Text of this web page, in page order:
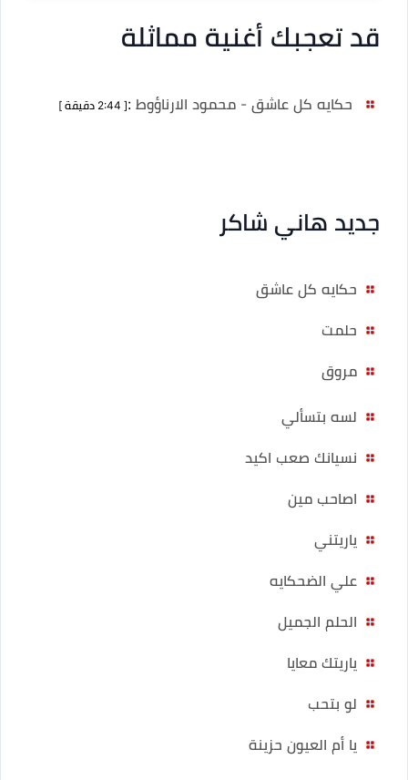
قد تعجبك أغنية مماثلة
حكايه كل عاشق - محمود الارناؤوط :[ 2:44 دقيقة ]
جديد هاني شاكر
حكايه كل عاشق
حلمت
مروق
لسه بتسألي
نسيانك صعب اكيد
اصاحب مين
ياريتني
علي الضحكايه
الحلم الجميل
ياريتك معايا
لو بتحب
يا أم العيون حزينة